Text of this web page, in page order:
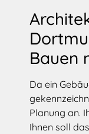
Bauen
Da ein
Planung an.
Ihnen soll